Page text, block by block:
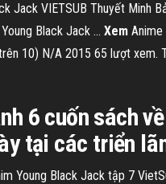
Jack VIETSUB Thuyết Minh
Black Jack … Xem Anime
10) N/A 2015 65 lượt xem.
6 cuốn sách
tại các triển
Young Black Jack tập 7